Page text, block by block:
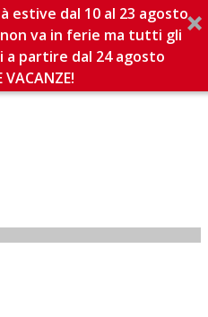
estive dal 10 al 23 agosto
va in ferie ma tutti gli
a partire dal 24 agosto
VACANZE!